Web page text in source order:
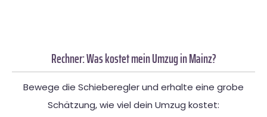
Rechner: Was kostet mein Umzug in Mainz?
Bewege die Schieberegler und erhalte eine grobe
Schätzung, wie viel dein Umzug kostet: